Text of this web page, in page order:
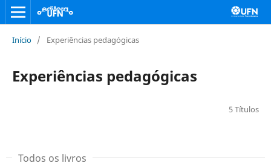
Início / Experiências pedagógicas
Experiências pedagógicas
5 Títulos
Todos os livros